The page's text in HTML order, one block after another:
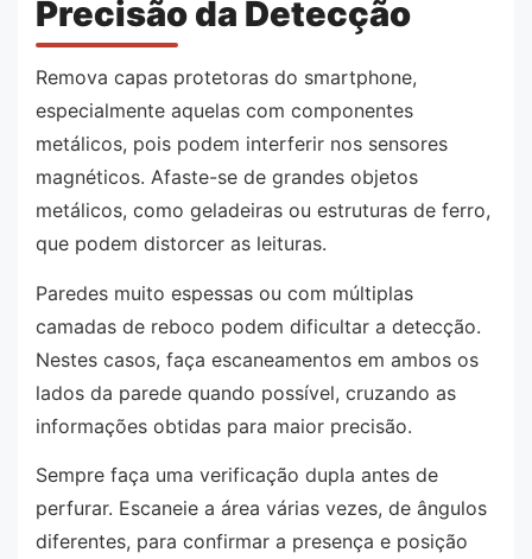
Precisão da Detecção
Remova capas protetoras do smartphone,
especialmente aquelas com componentes
metálicos, pois podem interferir nos sensores
magnéticos. Afaste-se de grandes objetos
metálicos, como geladeiras ou estruturas de ferro,
que podem distorcer as leituras.
Paredes muito espessas ou com múltiplas
camadas de reboco podem dificultar a detecção.
Nestes casos, faça escaneamentos em ambos os
lados da parede quando possível, cruzando as
informações obtidas para maior precisão.
Sempre faça uma verificação dupla antes de
perfurar. Escaneie a área várias vezes, de ângulos
diferentes, para confirmar a presença e posição